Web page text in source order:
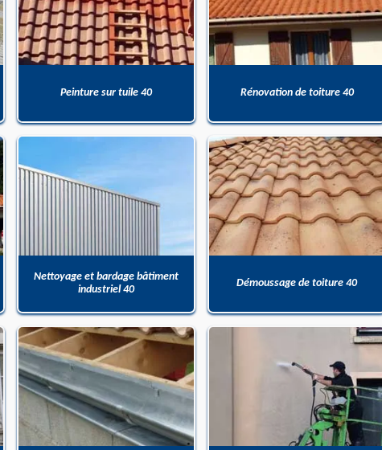
Peinture sur tuile 40 Rénovation de toiture 40
Nettoyage et bardage bâtiment
industriel 40
Démoussage de toiture 40